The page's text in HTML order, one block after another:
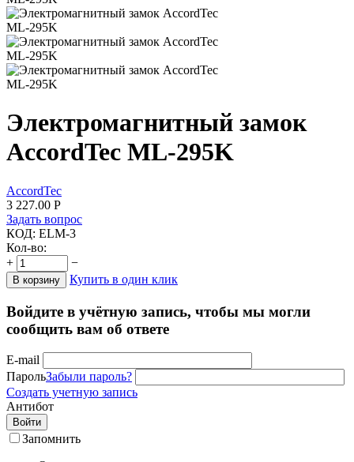
Электромагнитный замок
AccordTec ML-295K
AccordTec
3 227.00 Р
Задать вопрос
КОД: ELM-3
Кол-во:
+
−
В корзину Купить в один клик
Войдите в учётную запись, чтобы мы могли
сообщить вам об ответе
E-mail
ПарольЗабыли пароль?
Создать учетную запись
Антибот
Войти
Запомнить